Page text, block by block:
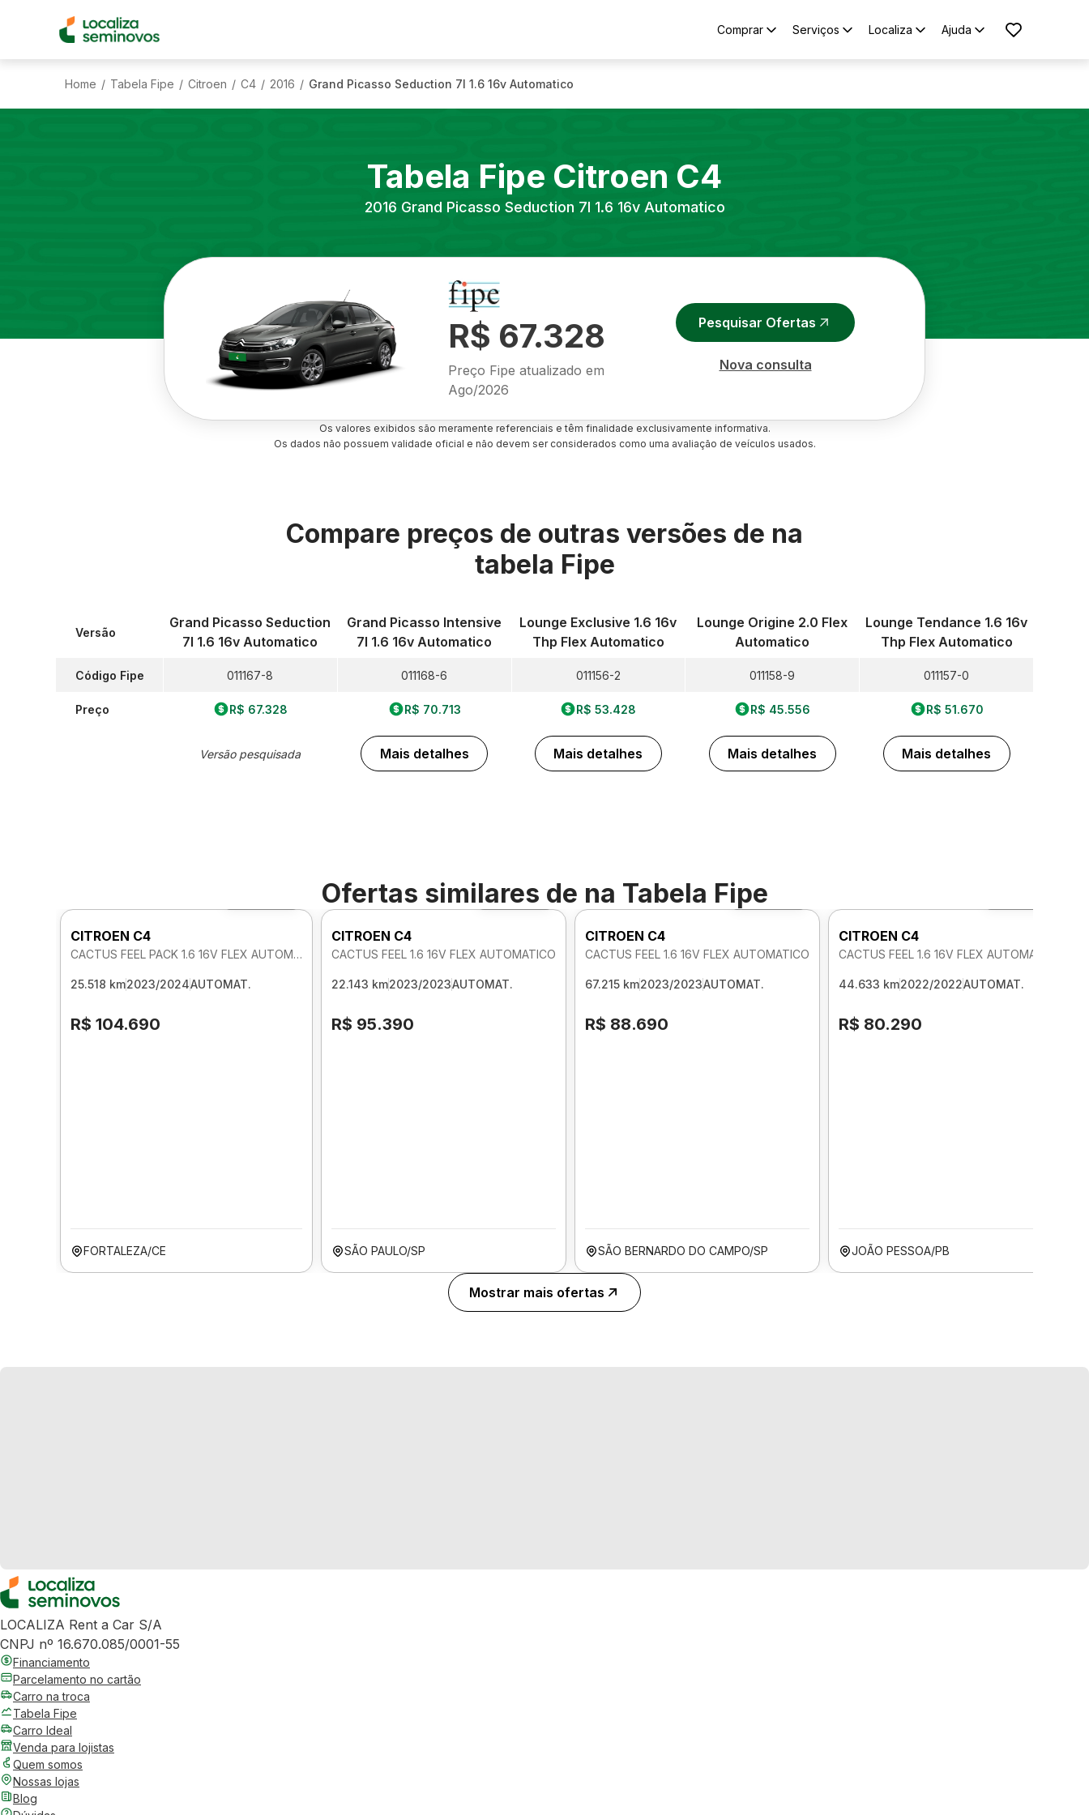
Comprar Serviços Localiza Ajuda
Home / Tabela Fipe / Citroen / C4 / 2016 / Grand Picasso Seduction 7l 1.6 16v Automatico
Tabela Fipe Citroen C4
2016 Grand Picasso Seduction 7l 1.6 16v Automatico
R$ 67.328
Preço Fipe atualizado em
Ago/2026
Pesquisar Ofertas
Nova consulta
Os valores exibidos são meramente referenciais e têm finalidade exclusivamente informativa.
Os dados não possuem validade oficial e não devem ser considerados como uma avaliação de veículos usados.
Compare preços de outras versões de na
tabela Fipe
Versão
Código Fipe
Preço
Grand Picasso Seduction
7l 1.6 16v Automatico
011167-8
R$ 67.328
Versão pesquisada
Grand Picasso Intensive
7l 1.6 16v Automatico
011168-6
R$ 70.713
Mais detalhes
Lounge Exclusive 1.6 16v
Thp Flex Automatico
011156-2
R$ 53.428
Mais detalhes
Lounge Origine 2.0 Flex
Automatico
011158-9
R$ 45.556
Mais detalhes
Lounge Tendance 1.6 16v
Thp Flex Automatico
011157-0
R$ 51.670
Mais detalhes
Ofertas similares de na Tabela Fipe
CITROEN C4
CACTUS FEEL PACK 1.6 16V FLEX AUTOMATICO
25.518 km2023/2024AUTOMAT.
R$ 104.690
FORTALEZA/CE
Foto 360º
CITROEN C4
CACTUS FEEL 1.6 16V FLEX AUTOMATICO
22.143 km2023/2023AUTOMAT.
R$ 95.390
SÃO PAULO/SP
Foto 360º
CITROEN C4
CACTUS FEEL 1.6 16V FLEX AUTOMATICO
67.215 km2023/2023AUTOMAT.
R$ 88.690
SÃO BERNARDO DO CAMPO/SP
CITROEN C4
CACTUS FEEL 1.6 16V FLEX AUTOMATICO
44.633 km2022/2022AUTOMAT.
R$ 80.290
JOÃO PESSOA/PB
Mostrar mais ofertas
LOCALIZA Rent a Car S/A
CNPJ nº 16.670.085/0001-55
Financiamento
Parcelamento no cartão
Carro na troca
Tabela Fipe
Carro Ideal
Venda para lojistas
Quem somos
Nossas lojas
Blog